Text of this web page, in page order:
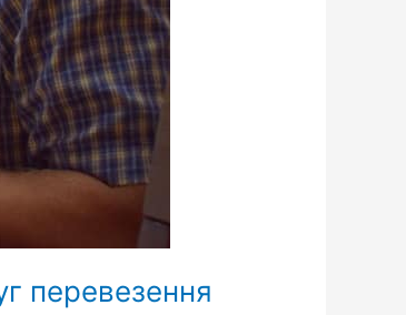
перевезення